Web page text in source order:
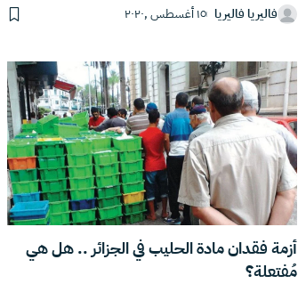
فاليريا فاليريا ١٥ أغسطس ,٢٠٢٠
أزمة فقدان مادة الحليب في الجزائر .. هل هي
مُفتعلة؟